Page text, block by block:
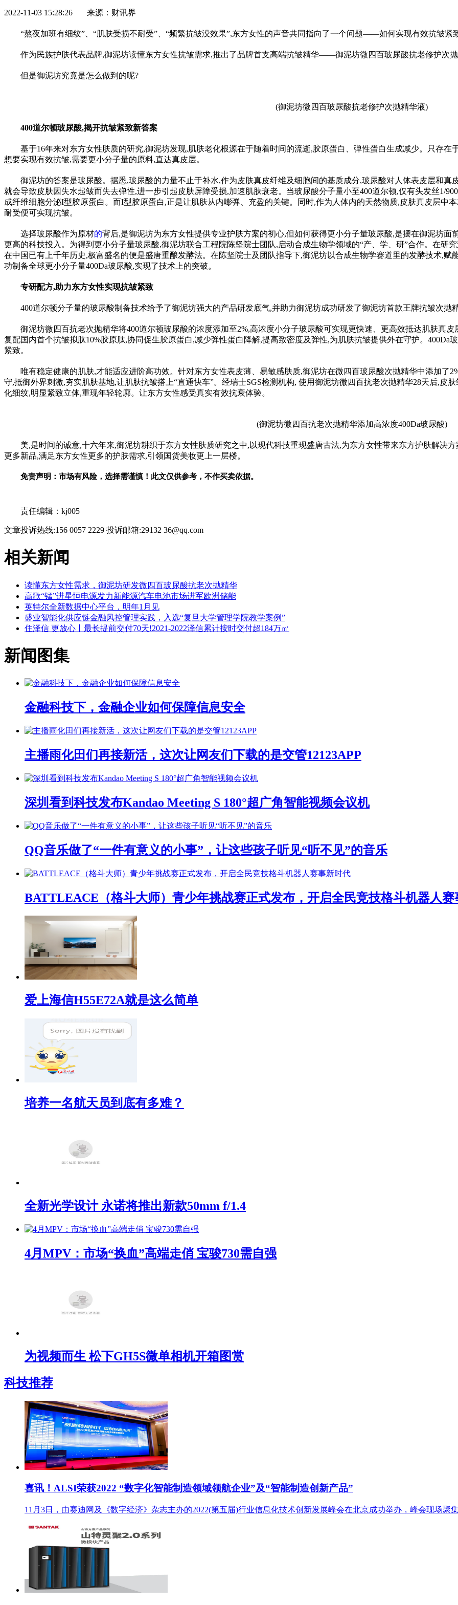
2022-11-03 15:28:26 来源：财讯界
“熬夜加班有细纹”、“肌肤受损不耐受”、“频繁抗皱没效果”,东方女性的声音共同指向了一个问题——如何实现有效抗皱紧
作为民族护肤代表品牌,御泥坊读懂东方女性抗皱需求,推出了品牌首支高端抗皱精华——御泥坊微四百玻尿酸抗老修护次
但是御泥坊究竟是怎么做到的呢?
(御泥坊微四百玻尿酸抗老修护次抛精华液)
400道尔顿玻尿酸,揭开抗皱紧致新答案
基于16年来对东方女性肤质的研究,御泥坊发现,肌肤老化根源在于随着时间的流逝,胶原蛋白、弹性蛋白生成减少。只存在
想要实现有效抗皱,需要更小分子量的原料,直达真皮层。
御泥坊的答案是玻尿酸。据悉,玻尿酸的力量不止于补水,作为皮肤真皮纤维及细胞间的基质成分,玻尿酸对人体表皮层和
就会导致皮肤因失水起皱而失去弹性,进一步引起皮肤屏障受损,加速肌肤衰老。当玻尿酸分子量小至400道尔顿,仅有头发丝1/
成纤维细胞分泌I型胶原蛋白。而I型胶原蛋白,正是让肌肤从内嘭弹、充盈的关键。同时,作为人体内的天然物质,皮肤真皮层中
耐受便可实现抗皱。
选择玻尿酸作为原材的背后,是御泥坊为东方女性提供专业护肤方案的初心,但如何获得更小分子量玻尿酸,是摆在御泥坊
更高的科技投入。为得到更小分子量玻尿酸,御泥坊联合工程院陈坚院士团队,启动合成生物学领域的“产、学、研”合作。在研
在中国已有上千年历史,极富盛名的便是盛唐重酿发酵法。在陈坚院士及团队指导下,御泥坊以合成生物学赛道里的发酵技术,
功制备全球更小分子量400Da玻尿酸,实现了技术上的突破。
专研配方,助力东方女性实现抗皱紧致
400道尔顿分子量的玻尿酸制备技术给予了御泥坊强大的产品研发底气,并助力御泥坊成功研发了御泥坊首款王牌抗皱次
御泥坊微四百抗老次抛精华将400道尔顿玻尿酸的浓度添加至2%,高浓度小分子玻尿酸可实现更快速、更高效抵达肌肤真
复配国内首个抗皱拟肽10%胶原肽,协同促生胶原蛋白,减少弹性蛋白降解,提高致密度及弹性,为肌肤抗皱提供外在守护。400Da
紧致。
唯有稳定健康的肌肤,才能适应进阶高功效。针对东方女性表皮薄、易敏感肤质,御泥坊在微四百玻尿酸次抛精华中添加了
守,抵御外界刺激,夯实肌肤基地,让肌肤抗皱搭上“直通快车”。经瑞士SGS检测机构, 使用御泥坊微四百抗老次抛精华28天后,皮
化细纹,明显紧致立体,重现年轻轮廓。让东方女性感受真实有效抗衰体验。
(御泥坊微四百抗老次抛精华添加高浓度400Da玻尿酸)
美,是时间的诚意,十六年来,御泥坊耕织于东方女性肤质研究之中,以现代科技重现盛唐古法,为东方女性带来东方护肤解决
更多新品,满足东方女性更多的护肤需求,引领国货美妆更上一层楼。
免责声明：市场有风险，选择需谨慎！此文仅供参考，不作买卖依据。
责任编辑：kj005
文章投诉热线:156 0057 2229 投诉邮箱:29132 36@qq.com
相关新闻
读懂东方女性需求，御泥坊研发微四百玻尿酸抗老次抛精华
高歌“锰”进星恒电源发力新能源汽车电池市场进军欧洲储能
英特尔全新数据中心平台，明年1月见
盛业智能化供应链金融风控管理实践，入选“复旦大学管理学院教学案例”
住泽信 更放心丨最长提前交付70天!2021-2022泽信累计按时交付超184万㎡
新闻图集
金融科技下，金融企业如何保障信息安全
主播雨化田们再接新活，这次让网友们下载的是交管12123APP
深圳看到科技发布Kandao Meeting S 180°超广角智能视频会议机
QQ音乐做了“一件有意义的小事”，让这些孩子听见“听不见”的音乐
BATTLEACE（格斗大师）青少年挑战赛正式发布，开启全民竞技格斗机器人赛
爱上海信H55E72A就是这么简单
培养一名航天员到底有多难？
全新光学设计 永诺将推出新款50mm f/1.4
4月MPV：市场“换血”高端走俏 宝骏730需自强
为视频而生 松下GH5S微单相机开箱图赏
科技推荐
喜讯！ALSI荣获2022 “数字化智能制造领域领航企业”及“智能制造创新产品”
11月3日，由赛迪网及《数字经济》杂志主办的2022(第五届)行业信息化技术创新发展峰会在北京成功举办，峰会现场聚